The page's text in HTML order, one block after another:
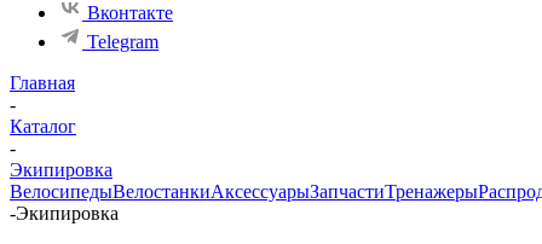
Вконтакте
Telegram
Главная
-
Каталог
-
Экипировка
ВелосипедыВелостанкиАксессуарыЗапчастиТренажеры
-Экипировка